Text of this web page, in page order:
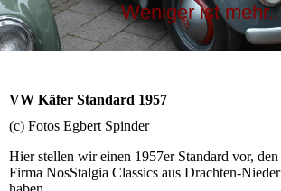
Weniger ist
VW Käfer Standard 1957
(c) Fotos Egbert Spinder
Hier stellen wir einen 1957er Standard vor,
Firma NosStalgia Classics aus Drachten-